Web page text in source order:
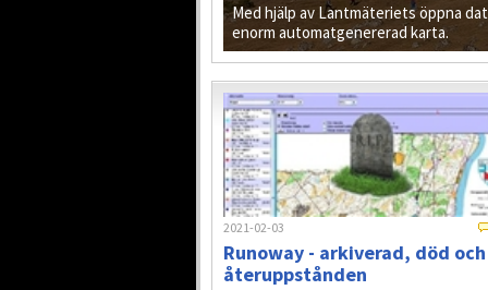
Med hjälp av Lantmäteriets öppna
enorm automatgenererad karta.
2021-02-03
Runoway - arkiverad, död och
återuppstånden